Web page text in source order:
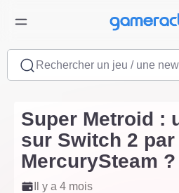
Rechercher un jeu / une
Super Metroid :
sur Switch 2 par
MercurySteam ?
Il y a 4 mois